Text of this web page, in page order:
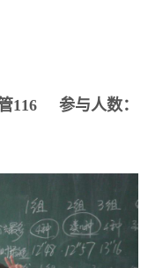
116 参与人数：